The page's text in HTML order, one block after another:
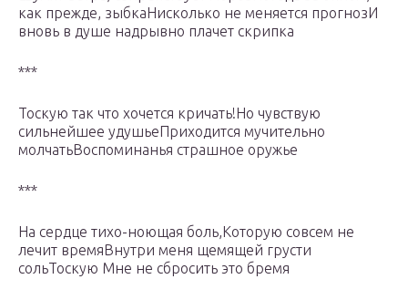
как прежде, зыбкаНисколько не меняется прогнозИ
вновь в душе надрывно плачет скрипка
***
Тоскую так что хочется кричать!Но чувствую
сильнейшее удушьеПриходится мучительно
молчатьВоспоминанья страшное оружье
***
На сердце тихо-ноющая боль,Которую совсем не
лечит времяВнутри меня щемящей грусти
сольТоскую Мне не сбросить это бремя